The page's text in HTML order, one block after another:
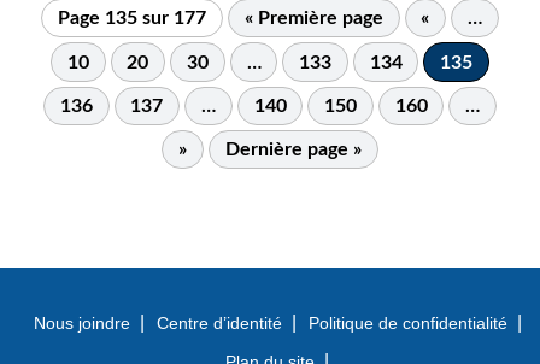
Page 135 sur 177 « Première page « …
10 20 30 … 133 134 135
136 137 … 140 150 160 …
» Dernière page »
Nous joindre Centre d’identité
Politique de confidentialité